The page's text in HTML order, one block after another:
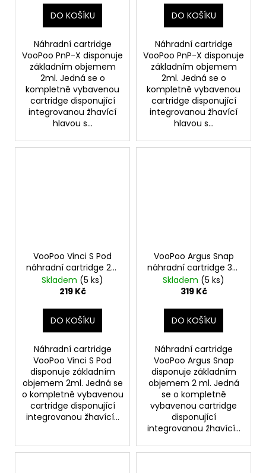
DO KOŠÍKU
Náhradní cartridge
VooPoo PnP-X disponuje
základním objemem
2ml. Jedná se o
kompletně vybavenou
cartridge disponující
integrovanou žhavící
hlavou s...
DO KOŠÍKU
Náhradní cartridge
VooPoo PnP-X disponuje
základním objemem
2ml. Jedná se o
kompletně vybavenou
cartridge disponující
integrovanou žhavící
hlavou s...
VooPoo Vinci S Pod
náhradní cartridge 2ks
odpor 0,8ohm
Skladem (5 ks)
219 Kč
DO KOŠÍKU
Náhradní cartridge
VooPoo Vinci S Pod
disponuje základním
objemem 2ml. Jedná se
o kompletně vybavenou
cartridge disponující
integrovanou žhavící...
VooPoo Argus Snap
náhradní cartridge 3ks
odpor 1,0ohm
Skladem (5 ks)
319 Kč
DO KOŠÍKU
Náhradní cartridge
VooPoo Argus Snap
disponuje základním
objemem 2 ml. Jedná
se o kompletně
vybavenou cartridge
disponující
integrovanou žhavící...